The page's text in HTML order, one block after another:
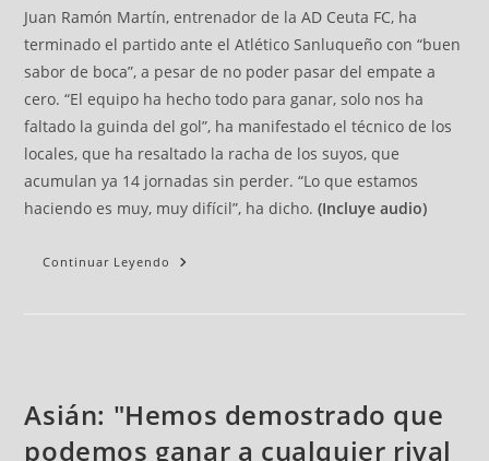
Juan Ramón Martín, entrenador de la AD Ceuta FC, ha
terminado el partido ante el Atlético Sanluqueño con “buen
sabor de boca”, a pesar de no poder pasar del empate a
cero. “El equipo ha hecho todo para ganar, solo nos ha
faltado la guinda del gol”, ha manifestado el técnico de los
locales, que ha resaltado la racha de los suyos, que
acumulan ya 14 jornadas sin perder. “Lo que estamos
haciendo es muy, muy difícil”, ha dicho.(Incluye audio)
Continuar Leyendo
Asián: "Hemos demostrado que
podemos ganar a cualquier rival